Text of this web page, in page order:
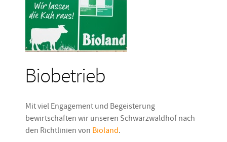
Biobetrieb
Mit viel Engagement und Begeisterung
bewirtschaften wir unseren Schwarzwaldhof nach
den Richtlinien von Bioland.